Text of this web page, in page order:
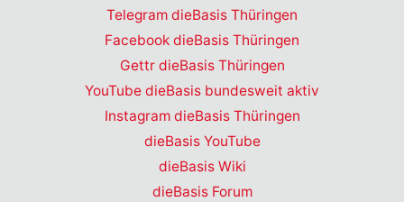
Telegram dieBasis Thüringen
Facebook dieBasis Thüringen
Gettr dieBasis Thüringen
YouTube dieBasis bundesweit aktiv
Instagram dieBasis Thüringen
dieBasis YouTube
dieBasis Wiki
dieBasis Forum